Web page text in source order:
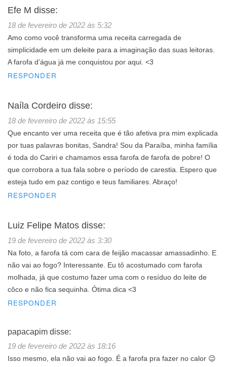
Efe M disse:
18 de fevereiro de 2022 às 5:32
Amo como você transforma uma receita carregada de
simplicidade em um deleite para a imaginação das suas leitoras.
A farofa d’água já me conquistou por aqui. <3
RESPONDER
Naíla Cordeiro disse:
18 de fevereiro de 2022 às 15:55
Que encanto ver uma receita que é tão afetiva pra mim explicada
por tuas palavras bonitas, Sandra! Sou da Paraíba, minha família
é toda do Cariri e chamamos essa farofa de farofa de pobre! O
que corrobora a tua fala sobre o período de carestia. Espero que
esteja tudo em paz contigo e teus familiares. Abraço!
RESPONDER
Luiz Felipe Matos disse:
19 de fevereiro de 2022 às 3:30
Na foto, a farofa tá com cara de feijão macassar amassadinho. E
não vai ao fogo? Interessante. Eu tô acostumado com farofa
molhada, já que costumo fazer uma com o resíduo do leite de
côco e não fica sequinha. Ótima dica <3
RESPONDER
papacapim disse:
19 de fevereiro de 2022 às 18:16
Isso mesmo, ela não vai ao fogo. É a farofa pra fazer no calor 😉